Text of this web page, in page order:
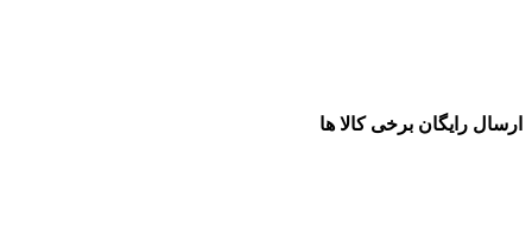
ارسال رایگان برخی کالا ها